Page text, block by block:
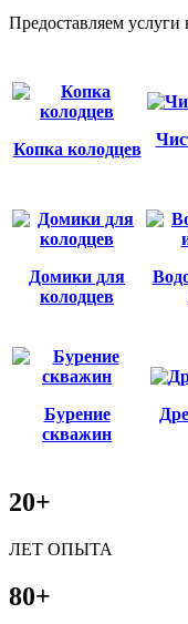
Предоставляем услуги
Копка колодцев
Домики для
колодцев
Бурение
скважин
20+
ЛЕТ ОПЫТА
80+